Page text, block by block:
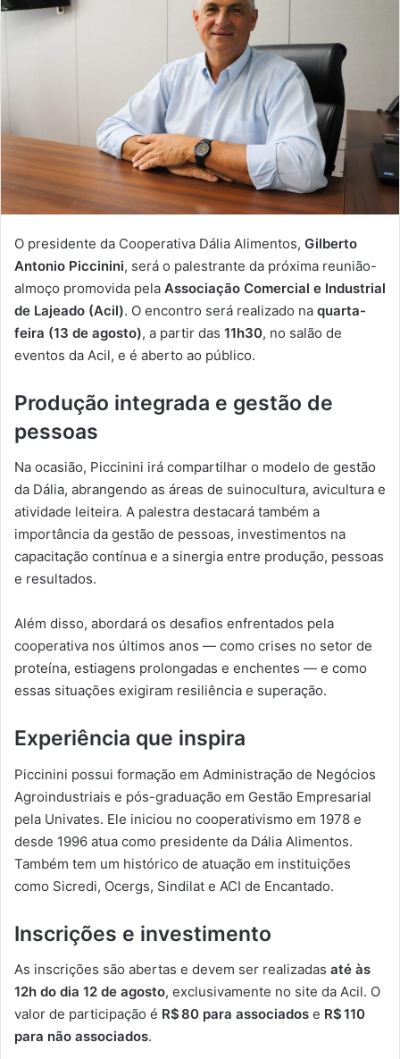
O presidente da Cooperativa Dália Alimentos, Gilberto
Antonio Piccinini, será o palestrante da próxima reunião-
almoço promovida pela Associação Comercial e Industrial
de Lajeado (Acil). O encontro será realizado na quarta-
feira (13 de agosto), a partir das 11h30, no salão de
eventos da Acil, e é aberto ao público.
Produção integrada e gestão de
pessoas
Na ocasião, Piccinini irá compartilhar o modelo de gestão
da Dália, abrangendo as áreas de suinocultura, avicultura e
atividade leiteira. A palestra destacará também a
importância da gestão de pessoas, investimentos na
capacitação contínua e a sinergia entre produção, pessoas
e resultados.
Além disso, abordará os desafios enfrentados pela
cooperativa nos últimos anos — como crises no setor de
proteína, estiagens prolongadas e enchentes — e como
essas situações exigiram resiliência e superação.
Experiência que inspira
Piccinini possui formação em Administração de Negócios
Agroindustriais e pós-graduação em Gestão Empresarial
pela Univates. Ele iniciou no cooperativismo em 1978 e
desde 1996 atua como presidente da Dália Alimentos.
Também tem um histórico de atuação em instituições
como Sicredi, Ocergs, Sindilat e ACI de Encantado.
Inscrições e investimento
As inscrições são abertas e devem ser realizadas até às
12h do dia 12 de agosto, exclusivamente no site da Acil. O
valor de participação é R$ 80 para associados e R$ 110
para não associados.